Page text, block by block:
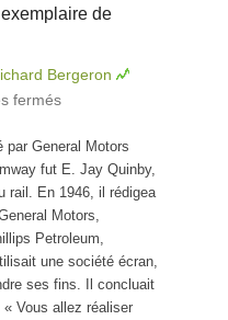
de
Bergeron
fermés
exemplaire de
General Motors
par General Motors
fut E. Jay Quinby,
rail. En 1946, il rédigea
Motors,
Petroleum,
une société écran,
ses fins. Il concluait
Vous allez réaliser